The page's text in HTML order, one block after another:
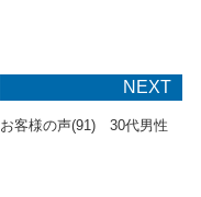
NEXT
お客様の声(91) 30代男性